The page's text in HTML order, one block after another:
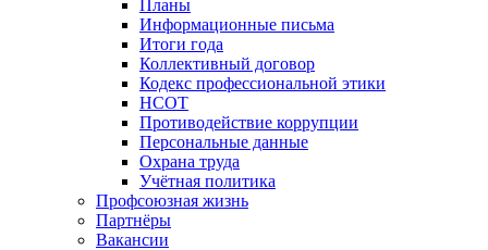
Планы
Информационные письма
Итоги года
Коллективный договор
Кодекс профессиональной этики
НСОТ
Противодействие коррупции
Персональные данные
Охрана труда
Учётная политика
Профсоюзная жизнь
Партнёры
Вакансии